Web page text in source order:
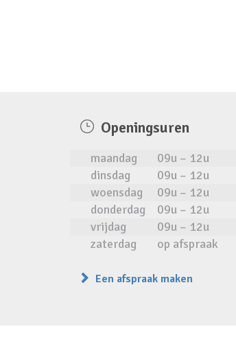
Openingsuren
maandag 09u – 12u
dinsdag
09u – 12u
woensdag
09u – 12u
donderdag
09u – 12u
vrijdag
09u – 12u
zaterdag
op afspraak
Een afspraak maken